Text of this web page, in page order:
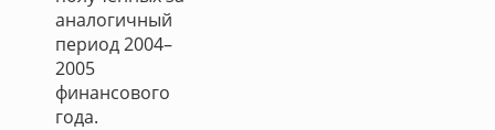
аналогичный
период 2004–
2005
финансового
года.